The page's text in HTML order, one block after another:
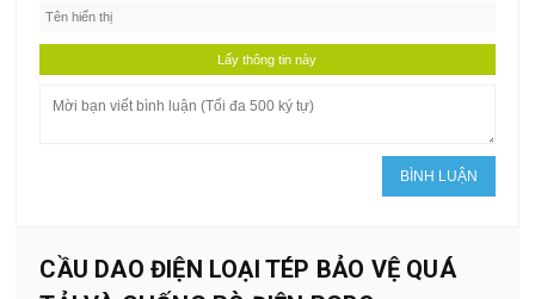
CẦU DAO ĐIỆN LOẠI TÉP BẢO VỆ QUÁ